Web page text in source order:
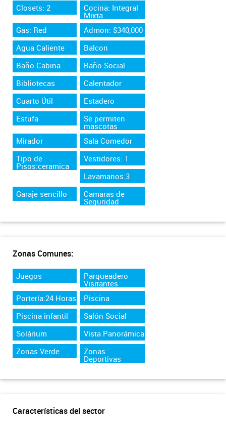
Closets: 2 Cocina: Integral
Mixta
Gas: Red
Admon: $340,000
Agua Caliente
Balcon
Baño Cabina
Baño Social
Bibliotecas
Calentador
Cuarto Útil
Estadero
Estufa
Se permiten
mascotas
Mirador
Sala Comedor
Tipo de
Pisos:ceramica
Vestidores: 1
Lavamanos:3
Garaje sencillo
Camaras de
Seguridad
Zonas Comunes:
Juegos Parqueadero
Visitantes
Portería:24 Horas
Piscina
Piscina infantil
Salón Social
Solárium
Vista Panorámica
Zonas Verde
Zonas
Deportivas
Características del sector